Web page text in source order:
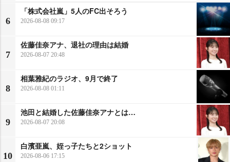
6
「株式会社嵐」5人のFC出そろう
2026-08-08 09:17
7
佐藤佳奈アナ、退社の理由は結婚
2026-08-07 20:48
8
相葉雅紀のラジオ、9月で終了
2026-08-08 01:11
9
池田と結婚した佐藤佳奈アナとは…
2026-08-07 20:08
10
白濱亜嵐、姪っ子たちと2ショット
2026-08-06 17:15